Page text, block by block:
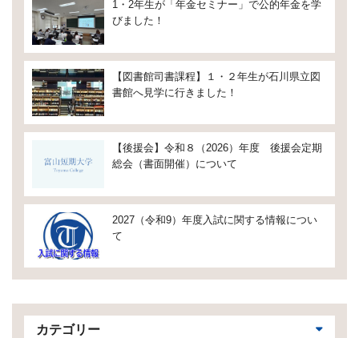
1・2年生が「年金セミナー」で公的年金を学
びました！
【図書館司書課程】１・２年生が石川県立図
書館へ見学に行きました！
【後援会】令和８（2026）年度 後援会定期
総会（書面開催）について
2027（令和9）年度入試に関する情報につい
て
カテゴリー